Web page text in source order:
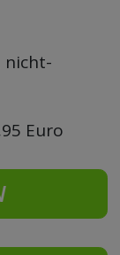
nicht-
Euro